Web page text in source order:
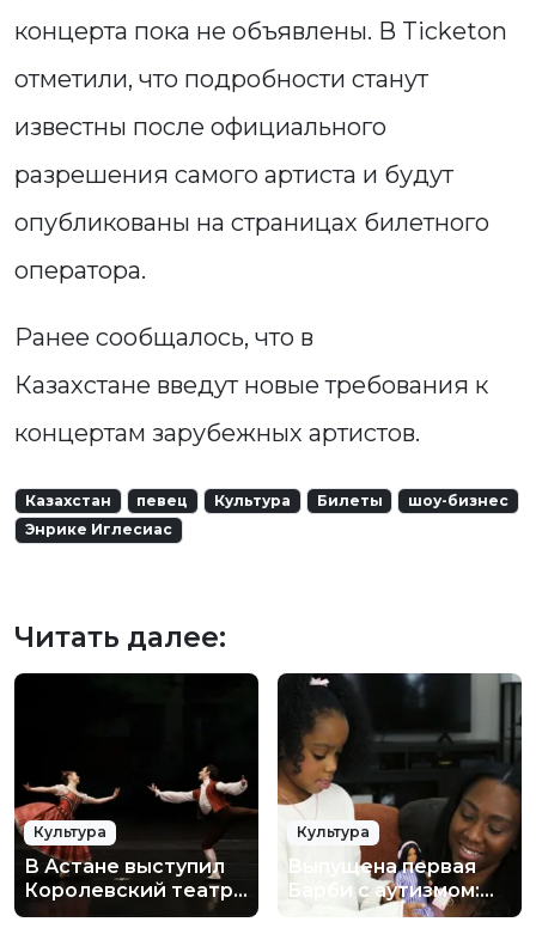
концерта пока не объявлены. В Ticketon
отметили, что подробности станут
известны после официального
разрешения самого артиста и будут
опубликованы на страницах билетного
оператора.
Ранее сообщалось, что в
Казахстане введут новые требования к
концертам зарубежных артистов.
Казахстан певец Культура Билеты
шоу-бизнес
Энрике Иглесиас
Читать далее:
Культура
В Астане выступил
Королевский театр
Дании
Культура
Выпущена первая
Барби с аутизмом:
«Мощный символ»